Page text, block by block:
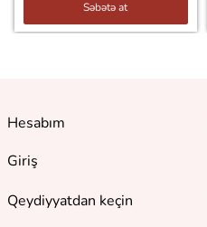
Səbətə at
Hesabım
Giriş
Qeydiyyatdan keçin